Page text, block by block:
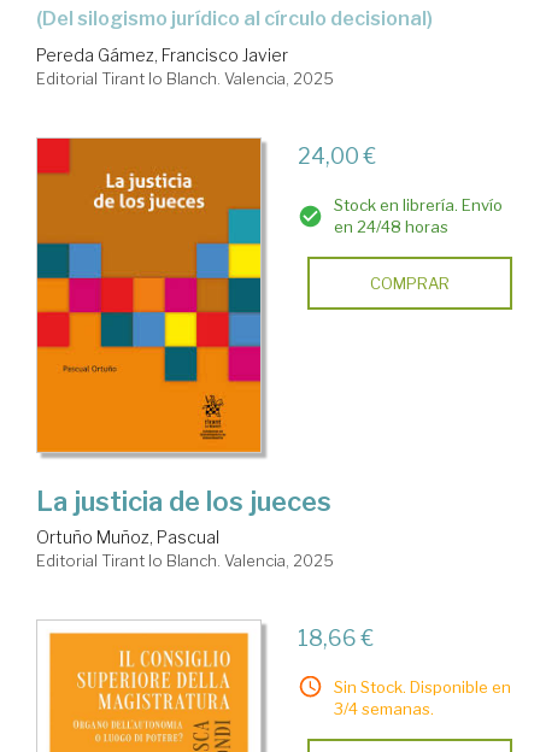
(Del silogismo jurídico al círculo decisional)
Pereda Gámez, Francisco Javier
Editorial Tirant lo Blanch. Valencia, 2025
24,00 €
Stock en librería. Envío
en 24/48 horas
COMPRAR
La justicia de los jueces
Ortuño Muñoz, Pascual
Editorial Tirant lo Blanch. Valencia, 2025
18,66 €
Sin Stock. Disponible en
3/4 semanas.